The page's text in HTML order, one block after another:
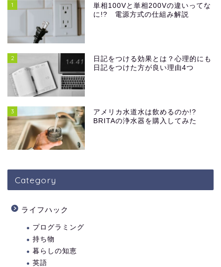
1
単相100Vと単相200Vの違いってな
に!? 電源方式の仕組み解説
2
日記をつける効果とは？心理的にも
日記をつけた方が良い理由4つ
3
アメリカ水道水は飲めるのか!?
BRITAの浄水器を購入してみた
Category
ライフハック
プログラミング
持ち物
暮らしの知恵
英語